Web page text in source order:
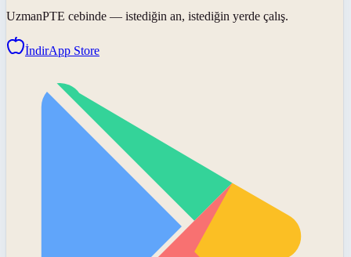
UzmanPTE cebinde — istediğin an, istediğin yerde çalış.
İndirApp Store